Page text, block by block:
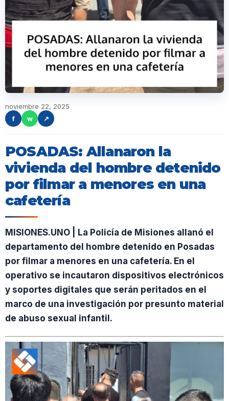
noviembre 22, 2025
f
w ↗
POSADAS: Allanaron la
vivienda del hombre detenido
por filmar a menores en una
cafetería
MISIONES.UNO | La Policía de Misiones allanó el
departamento del hombre detenido en Posadas
por filmar a menores en una cafetería. En el
operativo se incautaron dispositivos electrónicos
y soportes digitales que serán peritados en el
marco de una investigación por presunto material
de abuso sexual infantil.